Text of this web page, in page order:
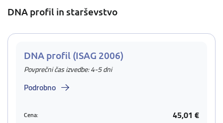
DNA profil in starševstvo
DNA profil (ISAG 2006)
Povprečni čas izvedbe: 4-5 dni
Podrobno
Cena: 45,01 €